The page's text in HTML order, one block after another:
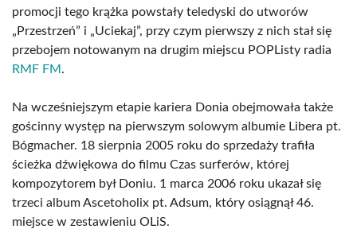
promocji tego krążka powstały teledyski do utworów
„Przestrzeń” i „Uciekaj”, przy czym pierwszy z nich stał się
przebojem notowanym na drugim miejscu POPListy radia
RMF FM .
Na wcześniejszym etapie kariera Donia obejmowała także
gościnny występ na pierwszym solowym albumie Libera pt.
Bógmacher. 18 sierpnia 2005 roku do sprzedaży trafiła
ścieżka dźwiękowa do filmu Czas surferów, której
kompozytorem był Doniu. 1 marca 2006 roku ukazał się
trzeci album Ascetoholix pt. Adsum, który osiągnął 46.
miejsce w zestawieniu OLiS.